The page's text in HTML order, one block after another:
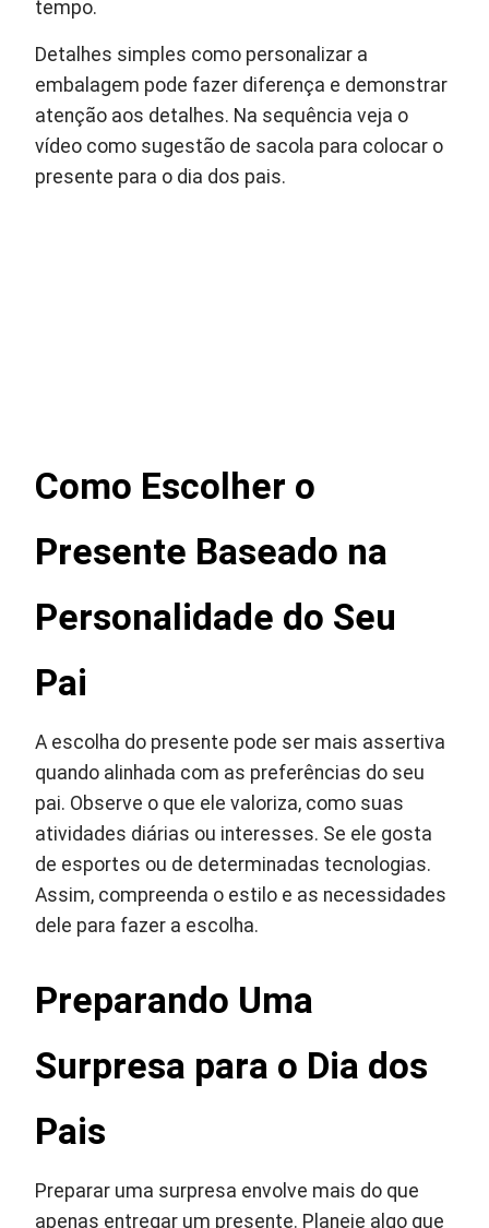
tempo.
Detalhes simples como personalizar a
embalagem pode fazer diferença e demonstrar
atenção aos detalhes. Na sequência veja o
vídeo como sugestão de sacola para colocar o
presente para o dia dos pais.
Como Escolher o
Presente Baseado na
Personalidade do Seu
Pai
A escolha do presente pode ser mais assertiva
quando alinhada com as preferências do seu
pai. Observe o que ele valoriza, como suas
atividades diárias ou interesses. Se ele gosta
de esportes ou de determinadas tecnologias.
Assim, compreenda o estilo e as necessidades
dele para fazer a escolha.
Preparando Uma
Surpresa para o Dia dos
Pais
Preparar uma surpresa envolve mais do que
apenas entregar um presente. Planeje algo que